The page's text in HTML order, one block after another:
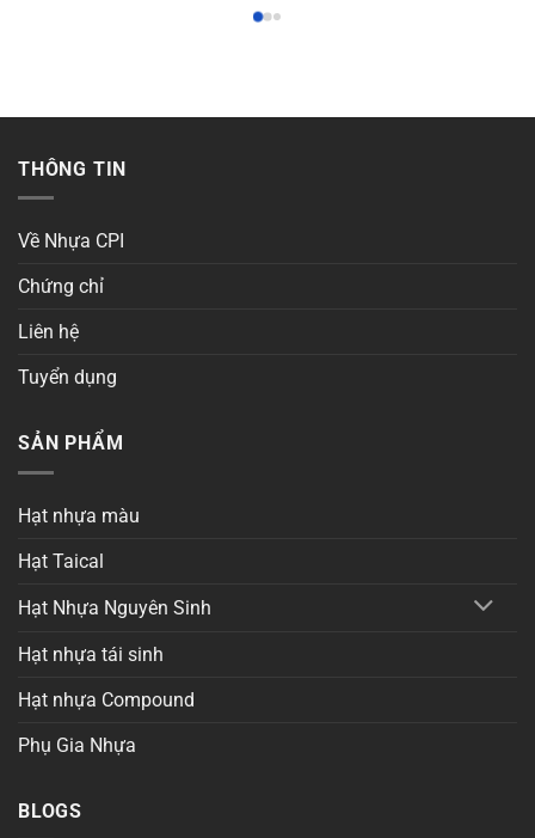
THÔNG TIN
Về Nhựa CPI
Chứng chỉ
Liên hệ
Tuyển dụng
SẢN PHẨM
Hạt nhựa màu
Hạt Taical
Hạt Nhựa Nguyên Sinh
Hạt nhựa tái sinh
Hạt nhựa Compound
Phụ Gia Nhựa
BLOGS